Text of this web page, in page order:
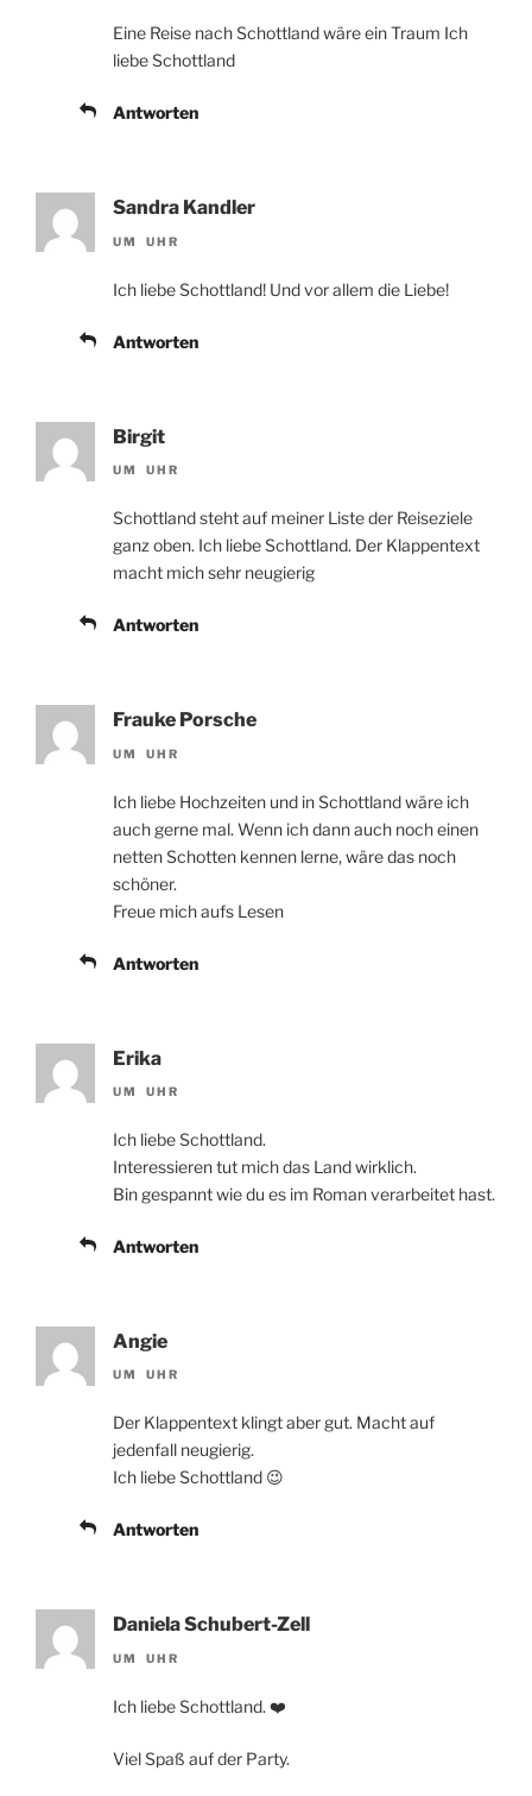
Eine Reise nach Schottland wäre ein Traum Ich
liebe Schottland
Antworten
Sandra Kandler
UM UHR
Ich liebe Schottland! Und vor allem die Liebe!
Antworten
Birgit
UM UHR
Schottland steht auf meiner Liste der Reiseziele
ganz oben. Ich liebe Schottland. Der Klappentext
macht mich sehr neugierig
Antworten
Frauke Porsche
UM UHR
Ich liebe Hochzeiten und in Schottland wäre ich
auch gerne mal. Wenn ich dann auch noch einen
netten Schotten kennen lerne, wäre das noch
schöner.
Freue mich aufs Lesen
Antworten
Erika
UM UHR
Ich liebe Schottland.
Interessieren tut mich das Land wirklich.
Bin gespannt wie du es im Roman verarbeitet hast.
Antworten
Angie
UM UHR
Der Klappentext klingt aber gut. Macht auf
jedenfall neugierig.
Ich liebe Schottland 😉
Antworten
Daniela Schubert-Zell
UM UHR
Ich liebe Schottland. ❤️
Viel Spaß auf der Party.